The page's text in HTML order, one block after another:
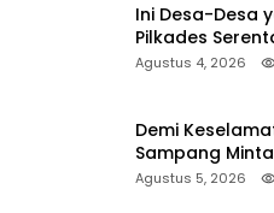
Ini Desa-Desa
Pilkades
Sumenep
Agustus 4, 2026
Demi
Sampang
ke Lokasi Aman
Agustus 5, 2026